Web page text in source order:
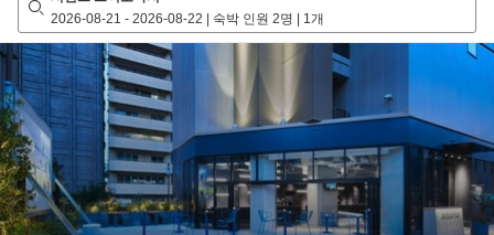
2026-08-21 - 2026-08-22 | 숙박 인원 2명 | 1개